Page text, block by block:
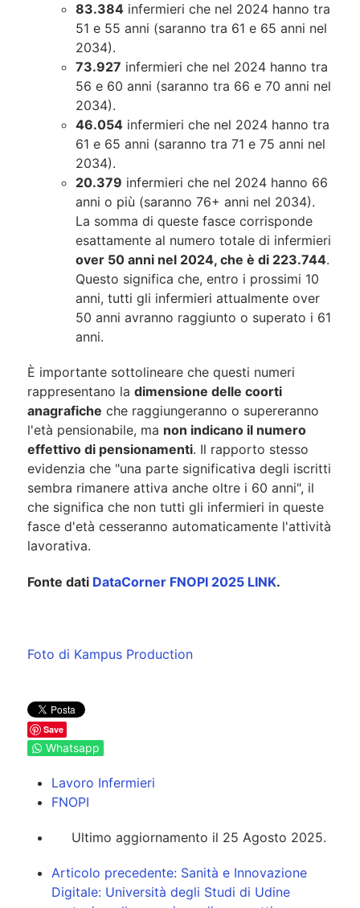
83.384 infermieri che nel 2024 hanno tra
51 e 55 anni (saranno tra 61 e 65 anni nel
2034).
73.927 infermieri che nel 2024 hanno tra
56 e 60 anni (saranno tra 66 e 70 anni nel
2034).
46.054 infermieri che nel 2024 hanno tra
61 e 65 anni (saranno tra 71 e 75 anni nel
2034).
20.379 infermieri che nel 2024 hanno 66
anni o più (saranno 76+ anni nel 2034).
La somma di queste fasce corrisponde
esattamente al numero totale di infermieri
over 50 anni nel 2024, che è di 223.744.
Questo significa che, entro i prossimi 10
anni, tutti gli infermieri attualmente over
50 anni avranno raggiunto o superato i 61
anni.
È importante sottolineare che questi numeri
rappresentano la dimensione delle coorti
anagrafiche che raggiungeranno o supereranno
l'età pensionabile, ma non indicano il numero
effettivo di pensionamenti. Il rapporto stesso
evidenzia che "una parte significativa degli iscritti
sembra rimanere attiva anche oltre i 60 anni", il
che significa che non tutti gli infermieri in queste
fasce d'età cesseranno automaticamente l'attività
lavorativa.
Fonte dati DataCorner FNOPI 2025 LINK.
Foto di Kampus Production
Save
Whatsapp
Lavoro Infermieri
FNOPI
Ultimo aggiornamento il 25 Agosto 2025.
Articolo precedente: Sanità e Innovazione
Digitale: Università degli Studi di Udine